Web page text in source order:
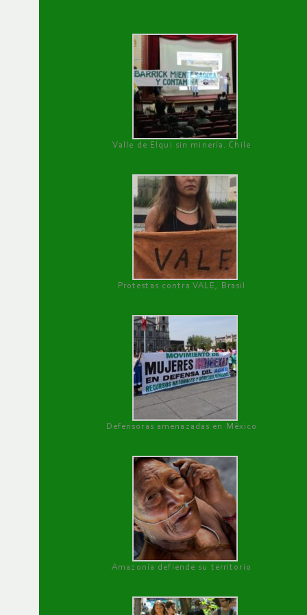
Valle de Elqui sin minería. Chile
Protestas contra VALE, Brasil
Defensoras amenazadas en México
Amazonía defiende su territorio